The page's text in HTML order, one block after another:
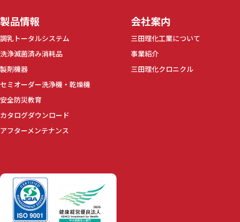
製品情報
調乳トータルシステム
洗浄滅菌済み消耗品
製剤機器
セミオーダー洗浄機・乾燥機
安全防災教育
カタログダウンロード
アフターメンテナンス
会社案内
三田理化工業について
事業紹介
三田理化クロニクル